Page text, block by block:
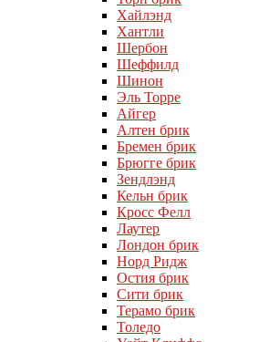
Хайлэнд
Хантли
Шербон
Шеффилд
Шинон
Эль Торре
Айгер
Алтен брик
Бремен брик
Брюгге брик
Зендлэнд
Кельн брик
Кросс Фелл
Лаутер
Лондон брик
Норд Ридж
Остия брик
Сити брик
Терамо брик
Толедо